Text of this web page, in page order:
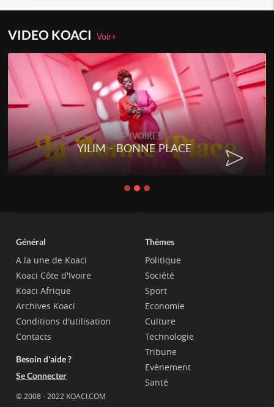
VIDEO KOACIVoir+
RAP IVOIRE
YILIM - BONNE PLACE
Général
A la une de Koaci
Koaci Côte d'Ivoire
Koaci Afrique
Archives Koaci
Conditions d'utilisation
Contacts
Besoin d'aide ?
Se Connecter
© 2008 - 2022 KOACI.COM
Thèmes
Politique
Société
Sport
Economie
Culture
Technologie
Tribune
Evènement
Santé